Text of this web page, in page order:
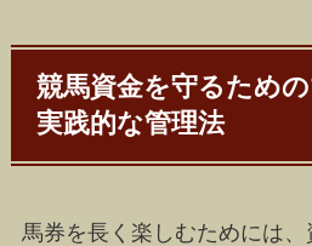
競馬資金を守るため
実践的な管理法
馬券を長く楽しむためには